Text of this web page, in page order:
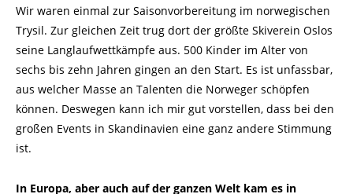
Wir waren einmal zur Saisonvorbereitung im norwegischen
Trysil. Zur gleichen Zeit trug dort der größte Skiverein Oslos
seine Langlaufwettkämpfe aus. 500 Kinder im Alter von
sechs bis zehn Jahren gingen an den Start. Es ist unfassbar,
aus welcher Masse an Talenten die Norweger schöpfen
können. Deswegen kann ich mir gut vorstellen, dass bei den
großen Events in Skandinavien eine ganz andere Stimmung
ist.
In Europa, aber auch auf der ganzen Welt kam es in